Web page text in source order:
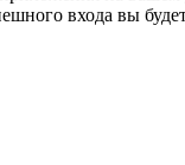
входа вы